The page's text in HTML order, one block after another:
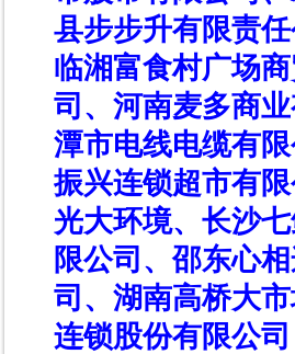
县步步升有限责
临湘富食村广场
司、河南麦多商
潭市电线电缆有
振兴连锁超市有
光大环境、 长沙
限公司、邵东心
司、湖南高桥大
连锁股份有限公司